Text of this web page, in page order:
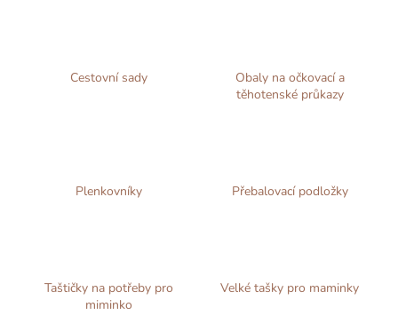
Cestovní sady
Obaly na očkovací a
těhotenské průkazy
Plenkovníky Přebalovací podložky
Taštičky na potřeby pro
miminko
Velké tašky pro maminky